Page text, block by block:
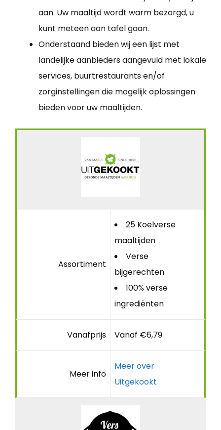
aan. Uw maaltijd wordt warm bezorgd, u
kunt meteen aan tafel gaan.
Onderstaand bieden wij een lijst met
landelijke aanbieders aangevuld met lokale
services, buurtrestaurants en/of
zorginstellingen die mogelijk oplossingen
bieden voor uw maaltijden.
Assortiment
25 Koelverse
maaltijden
Verse
bijgerechten
100% verse
ingrediënten
Vanafprijs Vanaf €6,79
Meer info
Meer over
Uitgekookt